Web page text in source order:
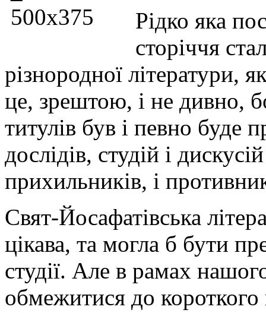
Рідко яка
сторіччя
різнородної літератури,
це, зрештою, і не дивно,
титулів був і певно буде
дослідів, студій і
прихильників, і
Свят-Йосафатівська
цікава, та могла б бути
студії. Але в рамах
обмежитися до